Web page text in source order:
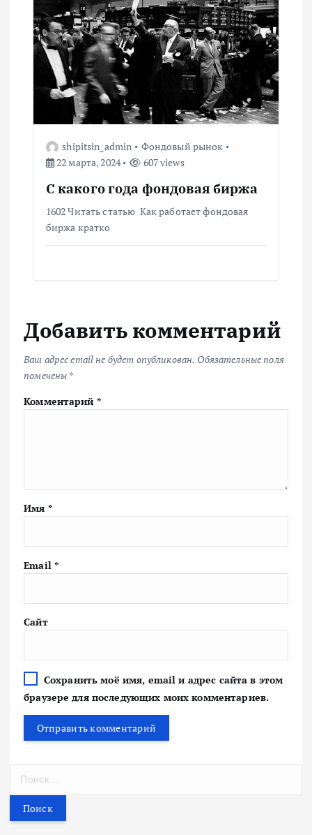
м
shipitsin_admin
Фондовый рынок
22 марта, 2024
607 views
С какого года фондовая биржа
1602 Читать статью Как работает фондовая
биржа кратко
Добавить комментарий
Ваш адрес email не будет опубликован. Обязательные поля
помечены *
Комментарий *
Имя *
Email *
Сайт
Сохранить моё имя, email и адрес сайта в этом
браузере для последующих моих комментариев.
т